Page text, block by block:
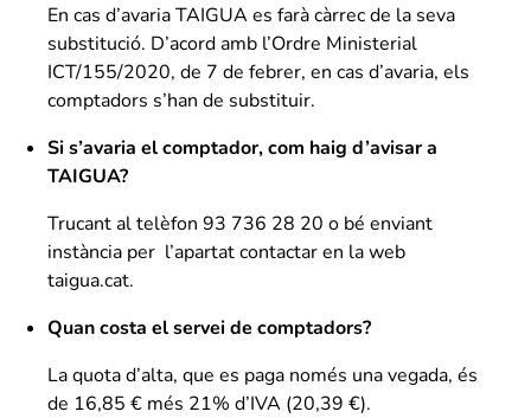
En cas d’avaria TAIGUA es farà càrrec de la seva
substitució. D’acord amb l’Ordre Ministerial
ICT/155/2020, de 7 de febrer, en cas d’avaria, els
comptadors s’han de substituir.
Si s’avaria el comptador, com haig d’avisar a
TAIGUA?
Trucant al telèfon 93 736 28 20 o bé enviant
instància per l’apartat contactar en la web
taigua.cat.
Quan costa el servei de comptadors?
La quota d’alta, que es paga només una vegada, és
de 16,85 € més 21% d’IVA (20,39 €).